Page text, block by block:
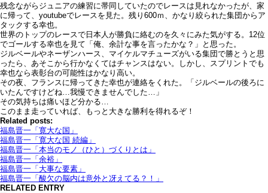
残念ながらジュニアの練習に帯同していたのでレースは見れなかったが、家
に帰って、youtubeでレースを見た。残り600ｍ、かなり絞られた集団からア
タックする幸也。
世界のトップのレースで日本人が勝負に絡むのを久々にみた気がする。12位
でゴールする幸也を見て「俺、余計な事を言ったかな？」と思った。
ジルベールやネーザンハース、マイケルマチューズがいる集団で勝とうと思
ったら、あそこから行かなくてはチャンスはない。しかし、スプリントでも
幸也なら表彰台の可能性はかなり高い。
その夜、フランスに帰ってきた幸也が連絡をくれた。「ジルベールの後ろに
いたんですけどね…我慢できませんでした…」
その気持ちは痛いほど分かる…
このまま走っていれば、もっと大きな勝利を得れるぞ！
Related posts:
福島晋一「寛大な国」
福島晋一「寛大な国 続編」
福島晋一「本当のモノ（ひと）づくりとは」
福島晋一「余裕」
福島晋一「大事な要素」
福島晋一「酸欠の脳内は意外と冴えてる？！」
RELATED ENTRY